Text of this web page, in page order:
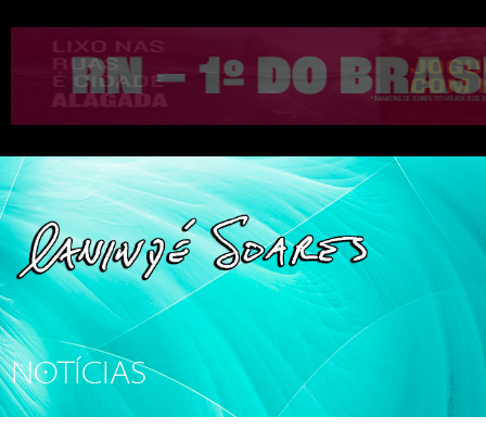
NOTÍCIAS